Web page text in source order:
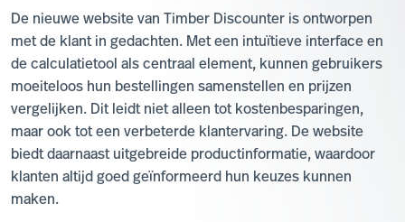
De nieuwe website van Timber Discounter is ontworpen
met de klant in gedachten. Met een intuïtieve interface en
de calculatietool als centraal element, kunnen gebruikers
moeiteloos hun bestellingen samenstellen en prijzen
vergelijken. Dit leidt niet alleen tot kostenbesparingen,
maar ook tot een verbeterde klantervaring. De website
biedt daarnaast uitgebreide productinformatie, waardoor
klanten altijd goed geïnformeerd hun keuzes kunnen
maken.